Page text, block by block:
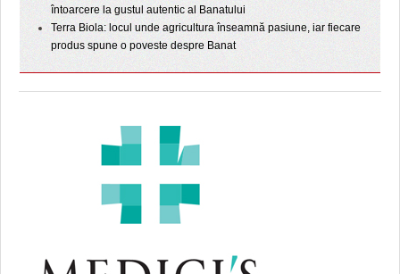
întoarcere la gustul autentic al Banatului
Terra Biola: locul unde agricultura înseamnă pasiune, iar fiecare
produs spune o poveste despre Banat